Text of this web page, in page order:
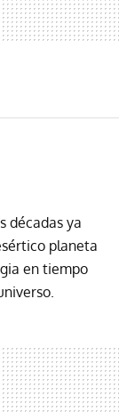
décadas ya
planeta
en tiempo